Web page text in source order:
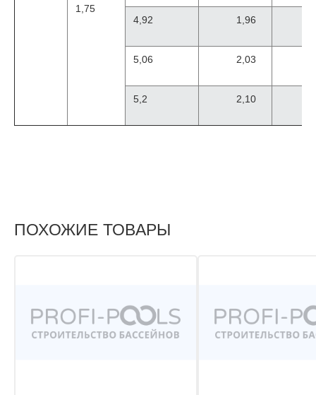
1,75
4,92 1,96
5,06 2,03
5,2 2,10
ПОХОЖИЕ ТОВАРЫ